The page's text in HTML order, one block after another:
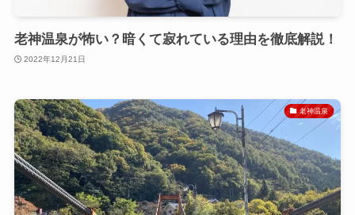
老神温泉が怖い？暗くて寂れている理由を徹底解説！
2022年12月21日
老神温泉